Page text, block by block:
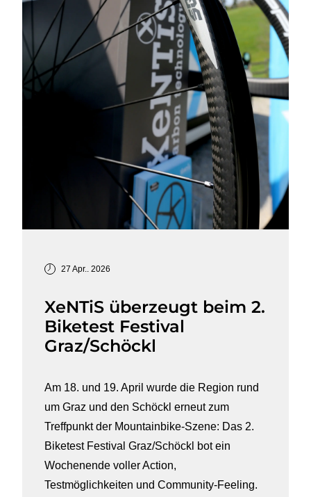
27 Apr.. 2026
XeNTiS überzeugt beim 2.
Biketest Festival
Graz/Schöckl
Am 18. und 19. April wurde die Region rund
um Graz und den Schöckl erneut zum
Treffpunkt der Mountainbike-Szene: Das 2.
Biketest Festival Graz/Schöckl bot ein
Wochenende voller Action,
Testmöglichkeiten und Community-Feeling.